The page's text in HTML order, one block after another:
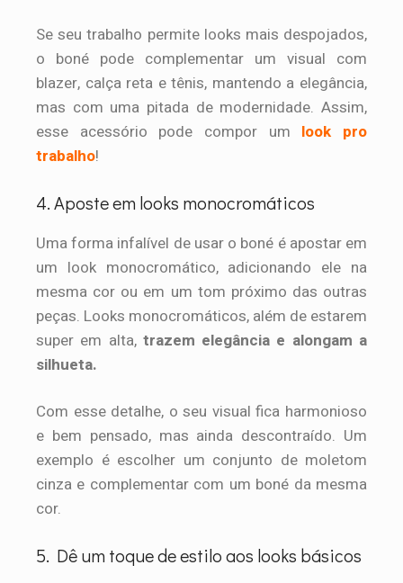
Se seu trabalho permite looks mais despojados,
o boné pode complementar um visual com
blazer, calça reta e tênis, mantendo a elegância,
mas com uma pitada de modernidade. Assim,
esse acessório pode compor um look pro
trabalho!
4. Aposte em looks monocromáticos
Uma forma infalível de usar o boné é apostar em
um look monocromático, adicionando ele na
mesma cor ou em um tom próximo das outras
peças. Looks monocromáticos, além de estarem
super em alta,trazem elegância e alongam a
silhueta.
Com esse detalhe, o seu visual fica harmonioso
e bem pensado, mas ainda descontraído. Um
exemplo é escolher um conjunto de moletom
cinza e complementar com um boné da mesma
cor.
5. Dê um toque de estilo aos looks básicos